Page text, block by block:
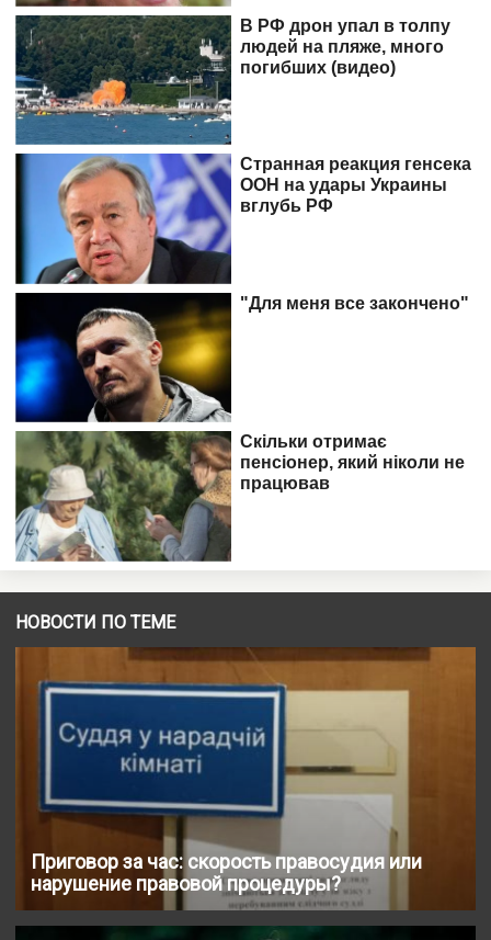
НОВОСТИ ПО ТЕМЕ
Приговор за час: скорость правосудия или
нарушение правовой процедуры?